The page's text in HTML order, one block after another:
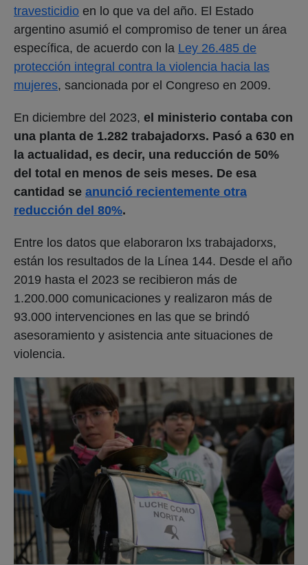
travesticidio en lo que va del año. El Estado
argentino asumió el compromiso de tener un área
específica, de acuerdo con la Ley 26.485 de
protección integral contra la violencia hacia las
mujeres, sancionada por el Congreso en 2009.
En diciembre del 2023, el ministerio contaba con
una planta de 1.282 trabajadorxs. Pasó a 630 en
la actualidad, es decir, una reducción de 50%
del total en menos de seis meses. De esa
cantidad se anunció recientemente otra
reducción del 80%.
Entre los datos que elaboraron lxs trabajadorxs,
están los resultados de la Línea 144. Desde el año
2019 hasta el 2023 se recibieron más de
1.200.000 comunicaciones y realizaron más de
93.000 intervenciones en las que se brindó
asesoramiento y asistencia ante situaciones de
violencia.